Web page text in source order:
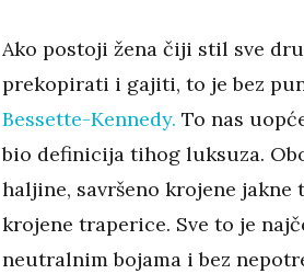
Ako postoji žena čiji stil sve
prekopirati i gajiti, to je bez
Bessette-Kennedy. To nas
bio definicija tihog luksuza.
haljine, savršeno krojene
krojene traperice. Sve to je
neutralnim bojama i bez